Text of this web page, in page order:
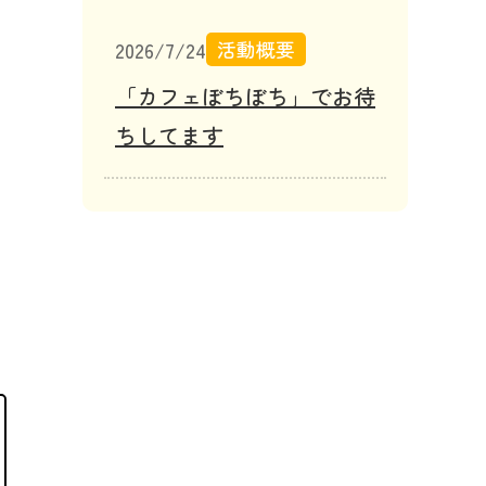
2026/7/24 活動概要
「カフェぼちぼち」でお待
ちしてます